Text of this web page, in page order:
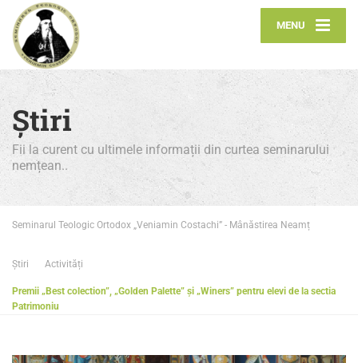
MENU
Știri
Fii la curent cu ultimele informații din curtea seminarului
nemțean..
Seminarul Teologic Ortodox „Veniamin Costachi” - Mânăstirea Neamț
Știri Activități
Premii „Best colection”, „Golden Palette” și „Winers” pentru elevi de la sectia
Patrimoniu